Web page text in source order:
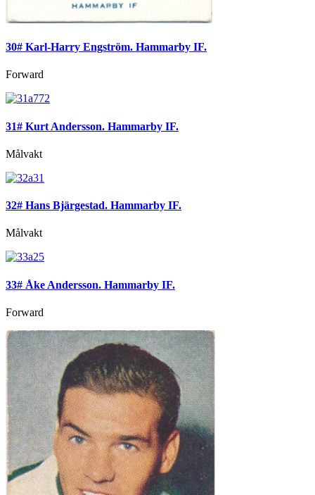
30# Karl-Harry Engström. Hammarby IF.
Forward
31# Kurt Andersson. Hammarby IF.
Målvakt
32# Hans Bjärgestad. Hammarby IF.
Målvakt
33# Åke Andersson. Hammarby IF.
Forward